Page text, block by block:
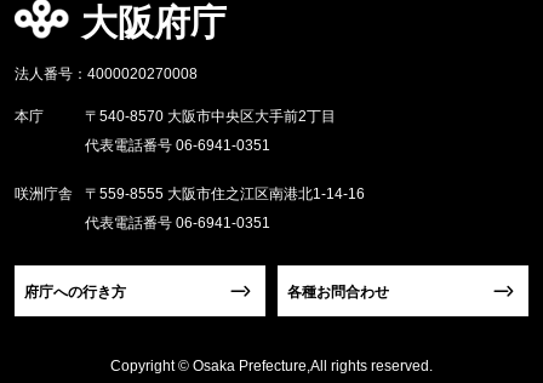
大阪府庁
法人番号：4000020270008
本庁
〒540-8570 大阪市中央区大手前2丁目
代表電話番号 06-6941-0351
咲洲庁舎
〒559-8555 大阪市住之江区南港北1-14-16
代表電話番号 06-6941-0351
府庁への行き方 各種お問合わせ
Copyright © Osaka Prefecture,All rights reserved.